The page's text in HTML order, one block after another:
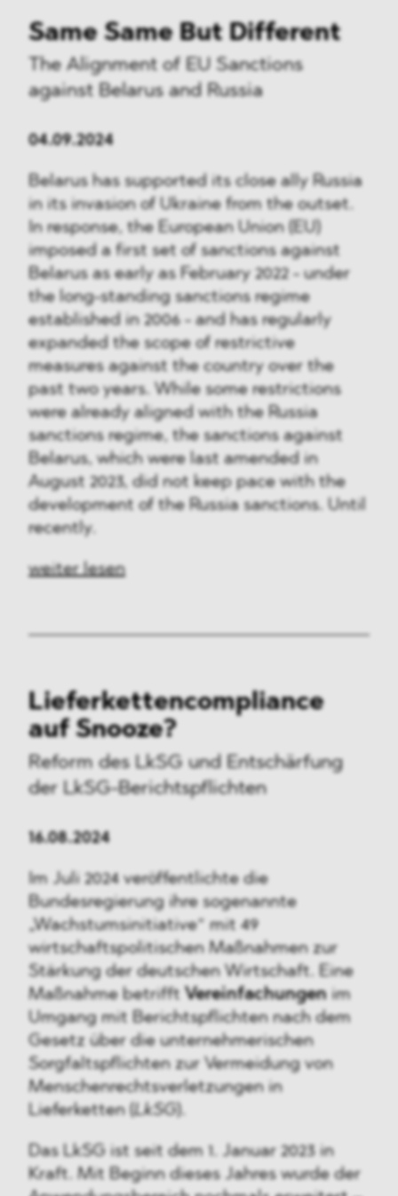
Same Same But Different
The Alignment of EU Sanctions
against Belarus and Russia
04.09.2024
Belarus has supported its close ally Russia
in its invasion of Ukraine from the outset.
In response, the European Union (EU)
imposed a first set of sanctions against
Belarus as early as February 2022 - under
the long-standing sanctions regime
established in 2006 - and has regularly
expanded the scope of restrictive
measures against the country over the
past two years. While some restrictions
were already aligned with the Russia
sanctions regime, the sanctions against
Belarus, which were last amended in
August 2023, did not keep pace with the
development of the Russia sanctions. Until
recently.
weiter lesen
Lieferkettencompliance
auf Snooze?
Reform des LkSG und Entschärfung
der LkSG-Berichtspflichten
16.08.2024
Im Juli 2024 veröffentlichte die
Bundesregierung ihre sogenannte
„Wachstumsinitiative“ mit 49
wirtschaftspolitischen Maßnahmen zur
Stärkung der deutschen Wirtschaft. Eine
Maßnahme betrifftVereinfachungen im
Umgang mit Berichtspflichten nach dem
Gesetz über die unternehmerischen
Sorgfaltspflichten zur Vermeidung von
Menschenrechtsverletzungen in
Lieferketten ( LkSG ).
Das LkSG ist seit dem 1. Januar 2023 in
Kraft. Mit Beginn dieses Jahres wurde der